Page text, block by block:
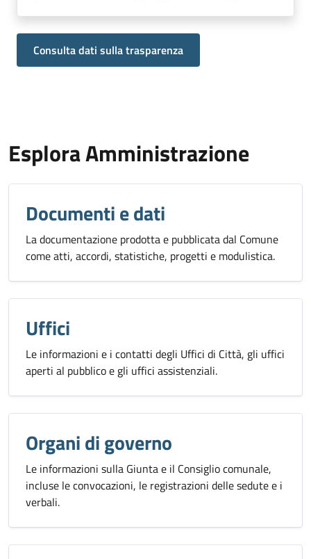
Consulta dati sulla trasparenza
Esplora Amministrazione
Documenti e dati
La documentazione prodotta e pubblicata dal Comune
come atti, accordi, statistiche, progetti e modulistica.
Uffici
Le informazioni e i contatti degli Uffici di Città, gli uffici
aperti al pubblico e gli uffici assistenziali.
Organi di governo
Le informazioni sulla Giunta e il Consiglio comunale,
incluse le convocazioni, le registrazioni delle sedute e i
verbali.